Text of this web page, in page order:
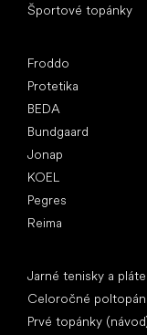
Športové topánky
Froddo
Protetika
BEDA
Bundgaard
Jonap
KOEL
Pegres
Reima
Jarné tenisky a
Celoročné
Prvé topánky